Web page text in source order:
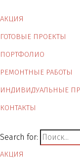
АКЦИЯ
ГОТОВЫЕ ПРОЕКТЫ
ПОРТФОЛИО
РЕМОНТНЫЕ РАБОТЫ
ИНДИВИДУАЛЬНЫЕ
КОНТАКТЫ
Search for:
АКЦИЯ